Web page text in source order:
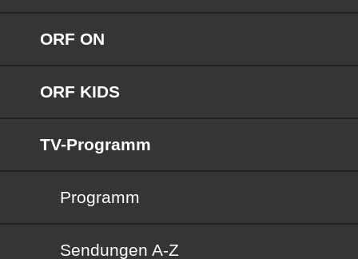
ORF ON
ORF KIDS
TV-Programm
Programm
Sendungen von A bis Z
Sendungen A-Z